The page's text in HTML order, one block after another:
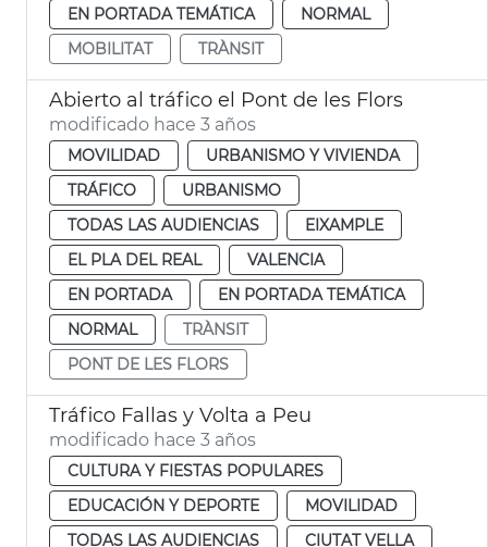
EN PORTADA TEMÁTICA
NORMAL
MOBILITAT
TRÀNSIT
Abierto al tráfico el Pont de les Flors
modificado hace 3 años
MOVILIDAD
URBANISMO Y VIVIENDA
TRÁFICO
URBANISMO
TODAS LAS AUDIENCIAS
EIXAMPLE
EL PLA DEL REAL
VALENCIA
EN PORTADA
EN PORTADA TEMÁTICA
NORMAL
TRÀNSIT
PONT DE LES FLORS
Tráfico Fallas y Volta a Peu
modificado hace 3 años
CULTURA Y FIESTAS POPULARES
EDUCACIÓN Y DEPORTE
MOVILIDAD
TODAS LAS AUDIENCIAS
CIUTAT VELLA